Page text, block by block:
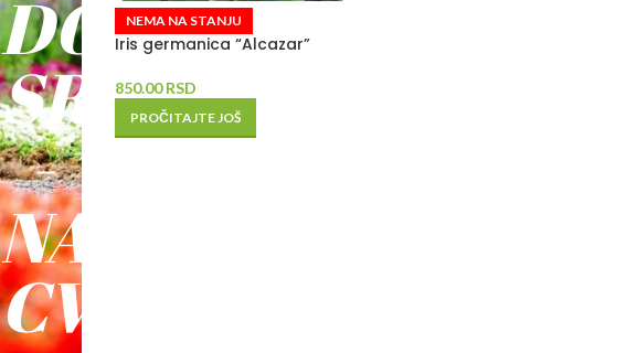
DO
SREĆE
-
NAŠE
CVEĆE
NEMA NA STANJU
Iris germanica “Alcazar”
850.00RSD
PROČITAJTE JOŠ